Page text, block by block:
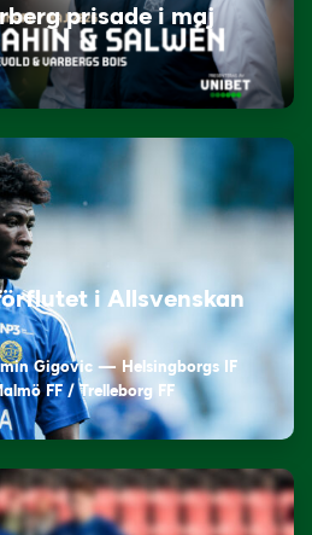
prisade i maj
i Allsvenskan
Gigovic — Helsingborgs IF
FF / Trelleborg FF